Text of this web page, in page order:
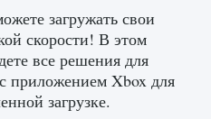
загружать свои
скорости! В этом
все решения для
приложением Xbox для
загрузке.